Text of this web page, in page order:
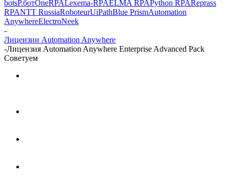
botsР.ботOneRPALexema-RPAELMA RPAPython RPAReprass
RPANTT RussiaRoboteurUiPathBlue PrismAutomation
AnywhereElectroNeek
-
Лицензии Automation Anywhere
-Лицензия Automation Anywhere Enterprise Advanced Pack
Советуем